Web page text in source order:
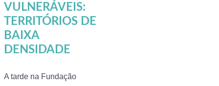
VULNERÁVEIS:
TERRITÓRIOS DE
BAIXA
DENSIDADE
A tarde na Fundação